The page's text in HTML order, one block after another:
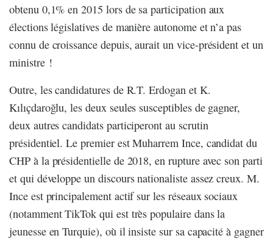
obtenu 0,1% en 2015 lors de sa participation aux
élections législatives de manière autonome et n’a pas
connu de croissance depuis, aurait un vice-président et un
ministre !
Outre, les candidatures de R.T. Erdogan et K.
Kılıçdaroğlu, les deux seules susceptibles de gagner,
deux autres candidats participeront au scrutin
présidentiel. Le premier est Muharrem Ince, candidat du
CHP à la présidentielle de 2018, en rupture avec son parti
et qui développe un discours nationaliste assez creux. M.
Ince est principalement actif sur les réseaux sociaux
(notamment TikTok qui est très populaire dans la
jeunesse en Turquie), où il insiste sur sa capacité à gagner